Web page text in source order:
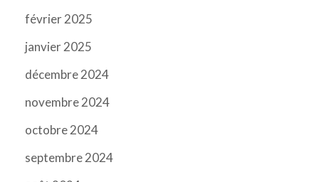
février 2025
janvier 2025
décembre 2024
novembre 2024
octobre 2024
septembre 2024